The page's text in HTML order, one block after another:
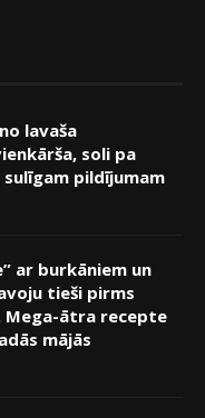
lavaša
soli pa
pildījumam
ar burkāniem un
tieši pirms
Mega-ātra recepte
mājās